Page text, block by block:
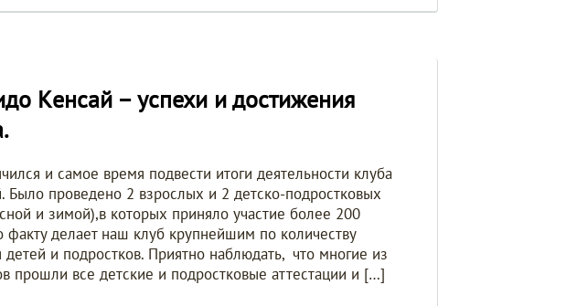
Kенсай – успехи и достижения
и самое время подвести итоги деятельности клуба
Было проведено 2 взрослых и 2 детско-подростковых
и зимой),в которых приняло участие более 200
факту делает наш клуб крупнейшим по количеству
и подростков. Приятно наблюдать, что многие из
прошли все детские и подростковые аттестации и […]